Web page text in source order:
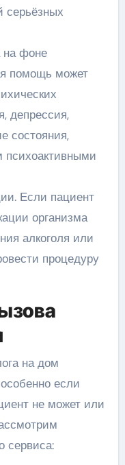
серьёзных
на фоне
помощь может
депрессия,
состояния,
психоактивными
Если пациент
организма
алкоголя или
процедуру
на дом
если
не может или
сервиса: